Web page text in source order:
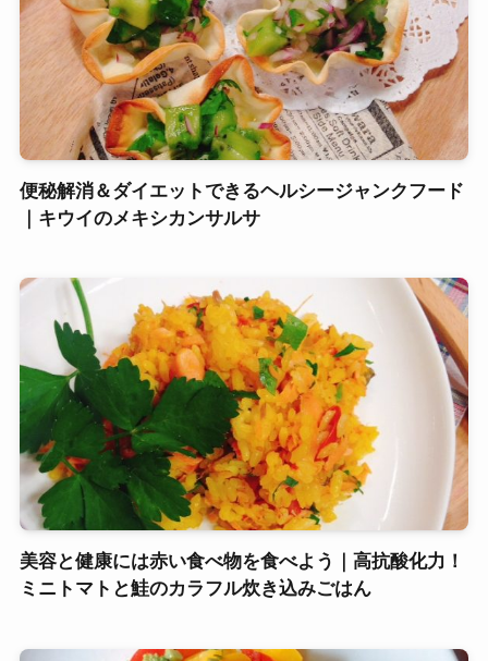
便秘解消＆ダイエットできるヘルシージャンクフード
｜キウイのメキシカンサルサ
美容と健康には赤い食べ物を食べよう｜高抗酸化力！
ミニトマトと鮭のカラフル炊き込みごはん